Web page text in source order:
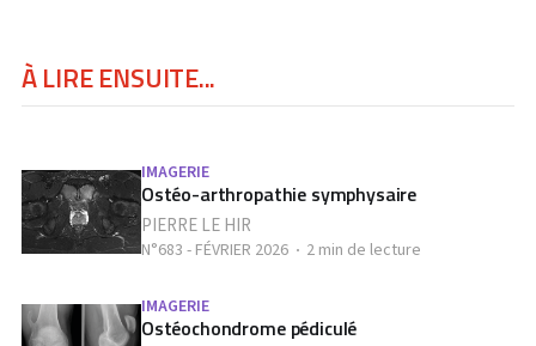
À LIRE ENSUITE...
IMAGERIE
Ostéo-arthropathie symphysaire
PIERRE LE HIR
N°683 - FÉVRIER 2026 2 min de lecture
IMAGERIE
Ostéochondrome pédiculé